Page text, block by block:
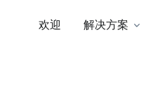
欢迎 解决方案